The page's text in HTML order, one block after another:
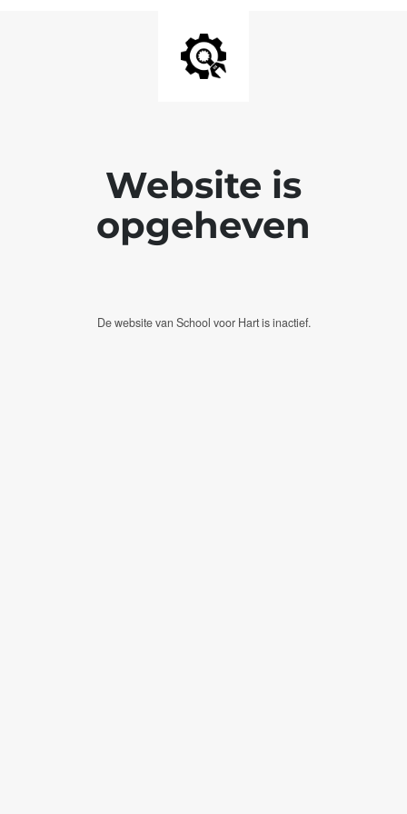
Website is
opgeheven
De website van School voor Hart is inactief.